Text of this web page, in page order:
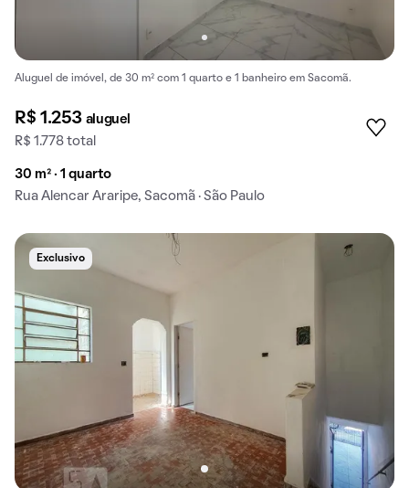
Aluguel de imóvel, de 30 m² com 1 quarto e 1 banheiro em Sacomã.
R$ 1.253 aluguel
R$ 1.778 total
30 m² · 1 quarto
Rua Alencar Araripe, Sacomã · São Paulo
Exclusivo